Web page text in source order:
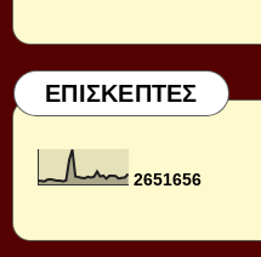
ΕΠΙΣΚΕΠΤΕΣ
2651656